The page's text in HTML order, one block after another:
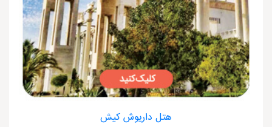
هتل داریوش کیش